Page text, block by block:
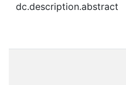
dc.description.abstract